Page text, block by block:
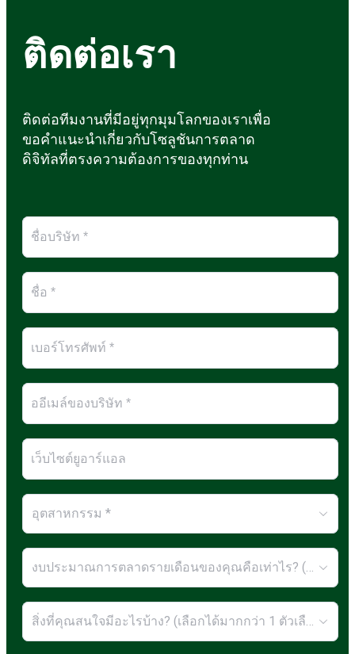
ติดต่อเรา
ติดต่อทีมงานที่มีอยู่ทุกมุมโลกของเราเพื่อ
ขอคำแนะนำเกี่ยวกับโซลูชันการตลาด
ดิจิทัลที่ตรงความต้องการของทุกท่าน
อุตสาหกรรม *
งบประมาณการตลาดรายเดือนของคุณคือเท่าไร? (USD) *
สิ่งที่คุณสนใจมีอะไรบ้าง? (เลือกได้มากกว่า 1 ตัวเลือก) *